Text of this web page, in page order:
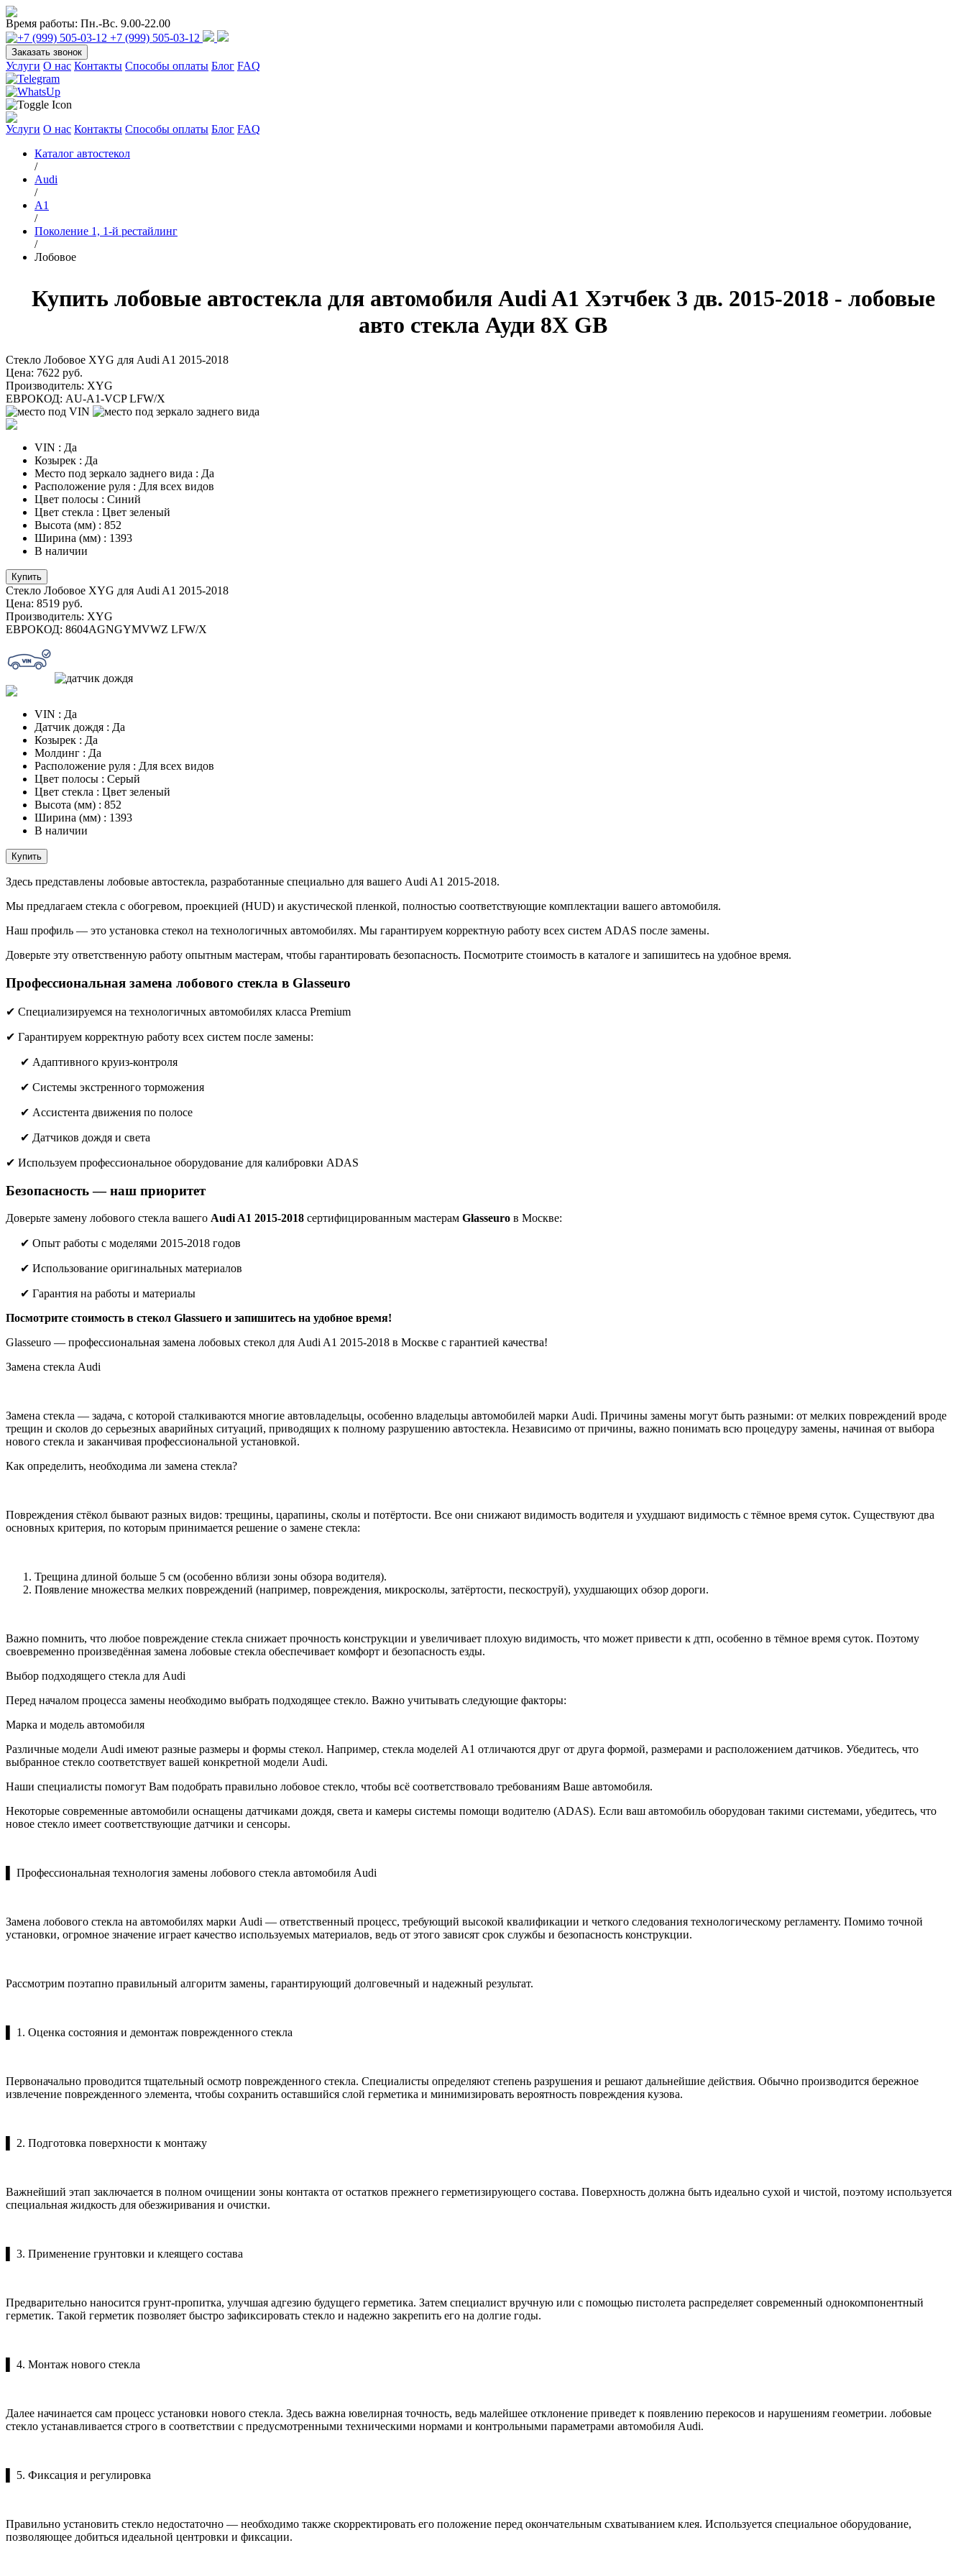
Время работы: Пн.-Вс. 9.00-22.00
+7 (999) 505-03-12
Заказать звонок
Услуги О нас Контакты Способы оплаты Блог FAQ
Услуги О нас Контакты Способы оплаты Блог FAQ
Каталог автостекол
/
Audi
/
A1
/
Поколение 1, 1-й рестайлинг
/
Лобовое
Купить лобовые автостекла для автомобиля Audi A1 Хэтчбек 3 дв. 2015-2018 - лобовые
авто стекла Ауди 8X GB
Стекло Лобовое XYG для Audi A1 2015-2018
Цена: 7622 руб.
Производитель: XYG
ЕВРОКОД: AU-A1-VCP LFW/X
VIN : Да
Козырек : Да
Место под зеркало заднего вида : Да
Расположение руля : Для всех видов
Цвет полосы : Синий
Цвет стекла : Цвет зеленый
Высота (мм) : 852
Ширина (мм) : 1393
В наличии
Купить
Стекло Лобовое XYG для Audi A1 2015-2018
Цена: 8519 руб.
Производитель: XYG
ЕВРОКОД: 8604AGNGYMVWZ LFW/X
VIN : Да
Датчик дождя : Да
Козырек : Да
Молдинг : Да
Расположение руля : Для всех видов
Цвет полосы : Серый
Цвет стекла : Цвет зеленый
Высота (мм) : 852
Ширина (мм) : 1393
В наличии
Купить
Здесь представлены лобовые автостекла, разработанные специально для вашего Audi A1 2015-2018.
Мы предлагаем стекла с обогревом, проекцией (HUD) и акустической пленкой, полностью соответствующие комплектации вашего автомобиля.
Наш профиль — это установка стекол на технологичных автомобилях. Мы гарантируем корректную работу всех систем ADAS после замены.
Доверьте эту ответственную работу опытным мастерам, чтобы гарантировать безопасность. Посмотрите стоимость в каталоге и запишитесь на удобное время.
Профессиональная замена лобового стекла в Glasseuro
✔ Специализируемся на технологичных автомобилях класса Premium
✔ Гарантируем корректную работу всех систем после замены:
✔ Адаптивного круиз-контроля
✔ Системы экстренного торможения
✔ Ассистента движения по полосе
✔ Датчиков дождя и света
✔ Используем профессиональное оборудование для калибровки ADAS
Безопасность — наш приоритет
Доверьте замену лобового стекла вашего Audi A1 2015-2018 сертифицированным мастерам Glasseuro в Москве:
✔ Опыт работы с моделями 2015-2018 годов
✔ Использование оригинальных материалов
✔ Гарантия на работы и материалы
Посмотрите стоимость в стекол Glassuero и запишитесь на удобное время!
Glasseuro — профессиональная замена лобовых стекол для Audi A1 2015-2018 в Москве с гарантией качества!
Замена стекла Audi
Замена стекла — задача, с которой сталкиваются многие автовладельцы, особенно владельцы автомобилей марки Audi. Причины замены могут быть разными: от мелких повреждений вроде
трещин и сколов до серьезных аварийных ситуаций, приводящих к полному разрушению автостекла. Независимо от причины, важно понимать всю процедуру замены, начиная от выбора
нового стекла и заканчивая профессиональной установкой.
Как определить, необходима ли замена стекла?
Повреждения стёкол бывают разных видов: трещины, царапины, сколы и потёртости. Все они снижают видимость водителя и ухудшают видимость с тёмное время суток. Существуют два
основных критерия, по которым принимается решение о замене стекла:
Трещина длиной больше 5 см (особенно вблизи зоны обзора водителя).
Появление множества мелких повреждений (например, повреждения, микросколы, затёртости, пескоструй), ухудшающих обзор дороги.
Важно помнить, что любое повреждение стекла снижает прочность конструкции и увеличивает плохую видимость, что может привести к дтп, особенно в тёмное время суток. Поэтому
своевременно произведённая замена лобовые стекла обеспечивает комфорт и безопасность езды.
Выбор подходящего стекла для Audi
Перед началом процесса замены необходимо выбрать подходящее стекло. Важно учитывать следующие факторы:
Марка и модель автомобиля
Различные модели Audi имеют разные размеры и формы стекол. Например, стекла моделей A1 отличаются друг от друга формой, размерами и расположением датчиков. Убедитесь, что
выбранное стекло соответствует вашей конкретной модели Audi.
Наши специалисты помогут Вам подобрать правильно лобовое стекло, чтобы всё соответствовало требованиям Ваше автомобиля.
Некоторые современные автомобили оснащены датчиками дождя, света и камеры системы помощи водителю (ADAS). Если ваш автомобиль оборудован такими системами, убедитесь, что
новое стекло имеет соответствующие датчики и сенсоры.
▌ Профессиональная технология замены лобового стекла автомобиля Audi
Замена лобового стекла на автомобилях марки Audi — ответственный процесс, требующий высокой квалификации и четкого следования технологическому регламенту. Помимо точной
установки, огромное значение играет качество используемых материалов, ведь от этого зависят срок службы и безопасность конструкции.
Рассмотрим поэтапно правильный алгоритм замены, гарантирующий долговечный и надежный результат.
▌ 1. Оценка состояния и демонтаж поврежденного стекла
Первоначально проводится тщательный осмотр поврежденного стекла. Специалисты определяют степень разрушения и решают дальнейшие действия. Обычно производится бережное
извлечение поврежденного элемента, чтобы сохранить оставшийся слой герметика и минимизировать вероятность повреждения кузова.
▌ 2. Подготовка поверхности к монтажу
Важнейший этап заключается в полном очищении зоны контакта от остатков прежнего герметизирующего состава. Поверхность должна быть идеально сухой и чистой, поэтому используется
специальная жидкость для обезжиривания и очистки.
▌ 3. Применение грунтовки и клеящего состава
Предварительно наносится грунт-пропитка, улучшая адгезию будущего герметика. Затем специалист вручную или с помощью пистолета распределяет современный однокомпонентный
герметик. Такой герметик позволяет быстро зафиксировать стекло и надежно закрепить его на долгие годы.
▌ 4. Монтаж нового стекла
Далее начинается сам процесс установки нового стекла. Здесь важна ювелирная точность, ведь малейшее отклонение приведет к появлению перекосов и нарушениям геометрии. лобовые
стекло устанавливается строго в соответствии с предусмотренными техническими нормами и контрольными параметрами автомобиля Audi.
▌ 5. Фиксация и регулировка
Правильно установить стекло недостаточно — необходимо также скорректировать его положение перед окончательным схватыванием клея. Используется специальное оборудование,
позволяющее добиться идеальной центровки и фиксации.